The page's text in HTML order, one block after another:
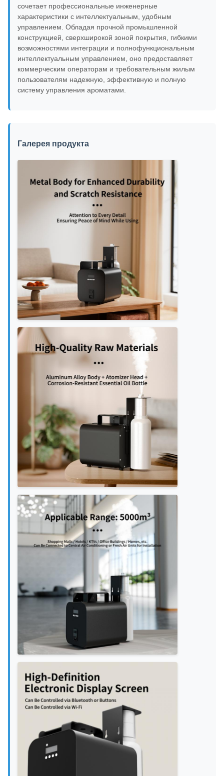
сочетает профессиональные инженерные
характеристики с интеллектуальным, удобным
управлением. Обладая прочной промышленной
конструкцией, сверхширокой зоной покрытия, гибкими
возможностями интеграции и полнофункциональным
интеллектуальным управлением, оно предоставляет
коммерческим операторам и требовательным жилым
пользователям надежную, эффективную и полную
систему управления ароматами.
Галерея продукта